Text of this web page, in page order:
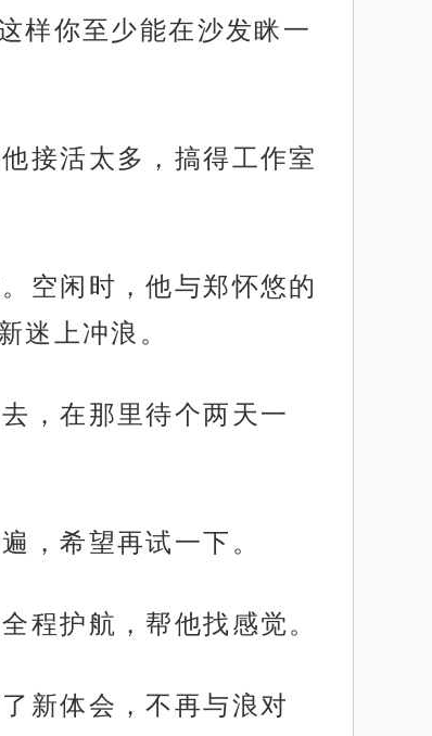
样你至少能在沙发眯一
接活太多，搞得工作室
空闲时，他与郑怀悠的
迷上冲浪。
，在那里待个两天一
，希望再试一下。
程护航，帮他找感觉。
新体会，不再与浪对